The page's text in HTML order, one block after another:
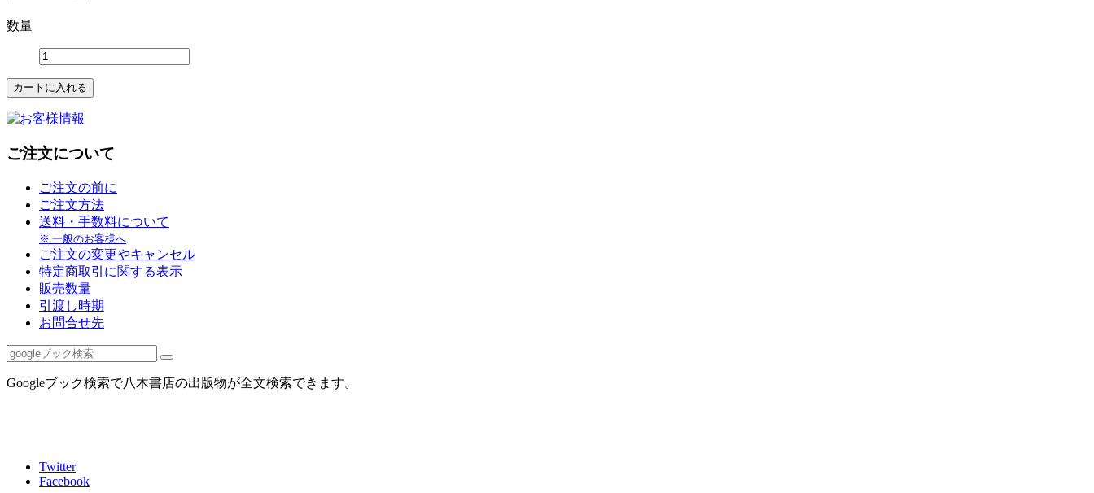
数量
ご注文について
ご注文の前に
ご注文方法
送料・手数料について
※ 一般のお客様へ
ご注文の変更やキャンセル
特定商取引に関する表示
販売数量
引渡し時期
お問合せ先
Googleブック検索で八木書店の出版物が全文検索できます。
Twitter
Facebook